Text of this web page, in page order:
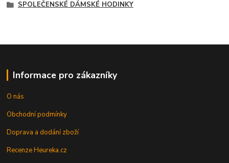
SPOLEČENSKÉ DÁMSKÉ HODINKY
Informace pro zákazníky
O nás
Obchodní podmínky
Doprava a dodání zboží
Recenze Heureka.cz